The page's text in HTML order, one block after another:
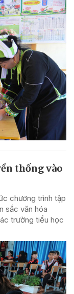
thống vào
chương trình tập
sắc văn hóa
trường tiểu học